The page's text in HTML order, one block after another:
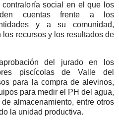
social en el que los
cuentas frente a los
y a su comunidad,
recursos y los resultados de
del jurado en los
piscícolas de Valle del
para la compra de alevinos,
para medir el PH del agua,
almacenamiento, entre otros
la unidad productiva.